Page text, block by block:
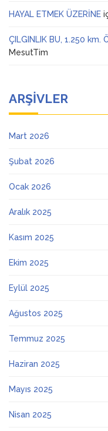
HAYAL ETMEK ÜZERİNE
ÇILGINLIK BU, 1.250 km.
MesutTim
ARŞIVLER
Mart 2026
Şubat 2026
Ocak 2026
Aralık 2025
Kasım 2025
Ekim 2025
Eylül 2025
Ağustos 2025
Temmuz 2025
Haziran 2025
Mayıs 2025
Nisan 2025